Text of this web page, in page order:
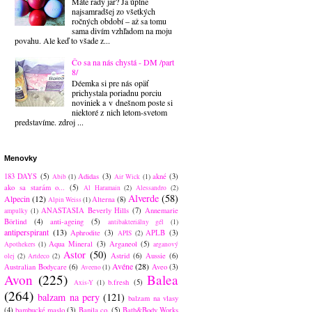
najsamradšej zo všetkých
ročných období – až sa tomu
sama divím vzhľadom na moju
povahu. Ale keď to všade z...
Čo sa na nás chystá - DM /part
8/
Déemka si pre nás opäť
prichystala poriadnu porciu
noviniek a v dnešnom poste si
niektoré z nich letom-svetom
predstavíme. zdroj ...
Menovky
183 DAYS (5) Abib (1) Adidas (3) Air Wick (1) akné (3)
ako sa starám o...
(5) Al Haramain (2) Alessandro (2)
Alpecin (12) Alpin Weiss(1) Alterna (8) Alverde (58)
ampulky (1) ANASTASIA Beverly Hills (7) Annemarie
Börlind
(4) anti-ageing (5) antibakteriálny gél (1)
antiperspirant (13) Aphrodite (3) APIS (2) APLB (3)
Apothekers (1) Aqua Mineral (3) Arganeol (5) arganový
olej (2) Artdeco (2) Astor (50) Astrid (6) Aussie (6)
Australian Bodycare (6) Aveeno(1) Avéne (28) Aveo (3)
Avon (225) Axis-Y (1) b.fresh (5) Balea
(264) balzam na pery (121) balzam na vlasy
(4) bambucké maslo (3) Banila co. (5) Bath&Body Works